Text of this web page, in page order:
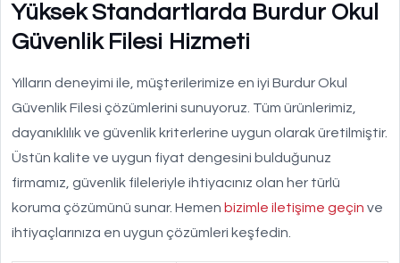
Yüksek Standartlarda Burdur Okul
Güvenlik Filesi Hizmeti
Yılların deneyimi ile, müşterilerimize en iyi Burdur Okul
Güvenlik Filesi çözümlerini sunuyoruz. Tüm ürünlerimiz,
dayanıklılık ve güvenlik kriterlerine uygun olarak üretilmiştir.
Üstün kalite ve uygun fiyat dengesini bulduğunuz
firmamız, güvenlik fileleriyle ihtiyacınız olan her türlü
koruma çözümünü sunar. Hemen bizimle iletişime geçin ve
ihtiyaçlarınıza en uygun çözümleri keşfedin.